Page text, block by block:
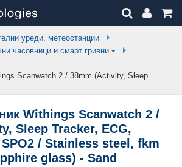
уреди, метеостанции
часовници и смарт гривни
Scanwatch 2 / 38mm (Activity, Sleep
Withings Scanwatch 2 /
Sleep Tracker, ECG,
/ Stainless steel, fkm
glass) - Sand